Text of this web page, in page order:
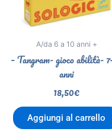
A/da 6 a 10 anni +
– Tangram- gioco abilità-
anni
18,50€
Aggiungi al carrello